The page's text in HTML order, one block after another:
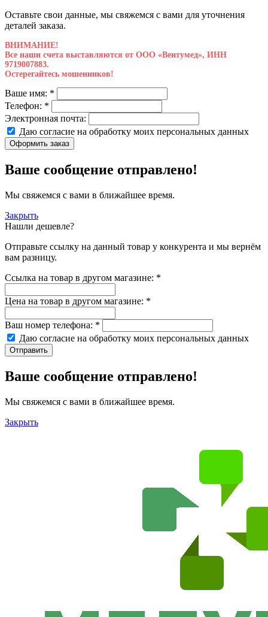
Оставьте свои данные, мы свяжемся с вами для уточнения
деталей заказа.
ВНИМАНИЕ!
Все наши счета выставляются от ООО «Вентумед», ИНН
9719007883.
Остерегайтесь мошенников!
Ваше имя: *
Телефон: *
Электронная почта:
Даю согласие на обработку моих персональных данных
Оформить заказ
Ваше сообщение отправлено!
Мы свяжемся с вами в ближайшее время.
Закрыть
Нашли дешевле?
Отправьте ссылку на данный товар у конкурента и мы вернём
вам разницу.
Ссылка на товар в другом магазине: *
Цена на товар в другом магазине: *
Ваш номер телефона: *
Даю согласие на обработку моих персональных данных
Отправить
Ваше сообщение отправлено!
Мы свяжемся с вами в ближайшее время.
Закрыть